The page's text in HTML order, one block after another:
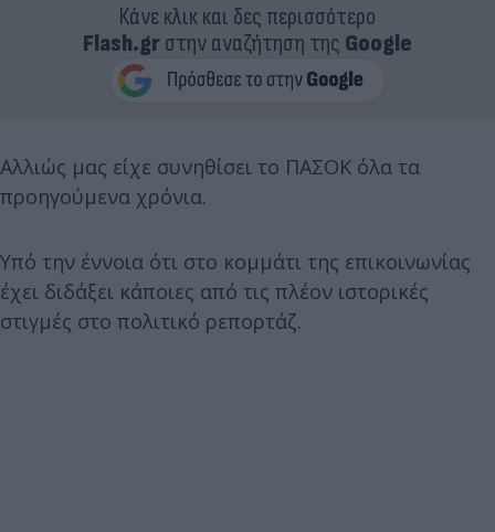
Κάνε κλικ και δες περισσότερο
Flash.grστην αναζήτηση της Google
Αλλιώς μας είχε συνηθίσει το ΠΑΣΟΚ όλα τα
προηγούμενα χρόνια.
Υπό την έννοια ότι στο κομμάτι της επικοινωνίας
έχει διδάξει κάποιες από τις πλέον ιστορικές
στιγμές στο πολιτικό ρεπορτάζ.